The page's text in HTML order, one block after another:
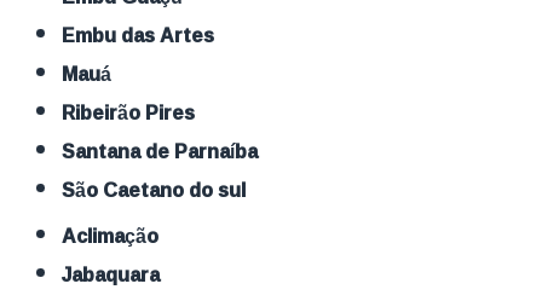
Embu das Artes
Mauá
Ribeirão Pires
Santana de Parnaíba
São Caetano do sul
Aclimação
Jabaquara